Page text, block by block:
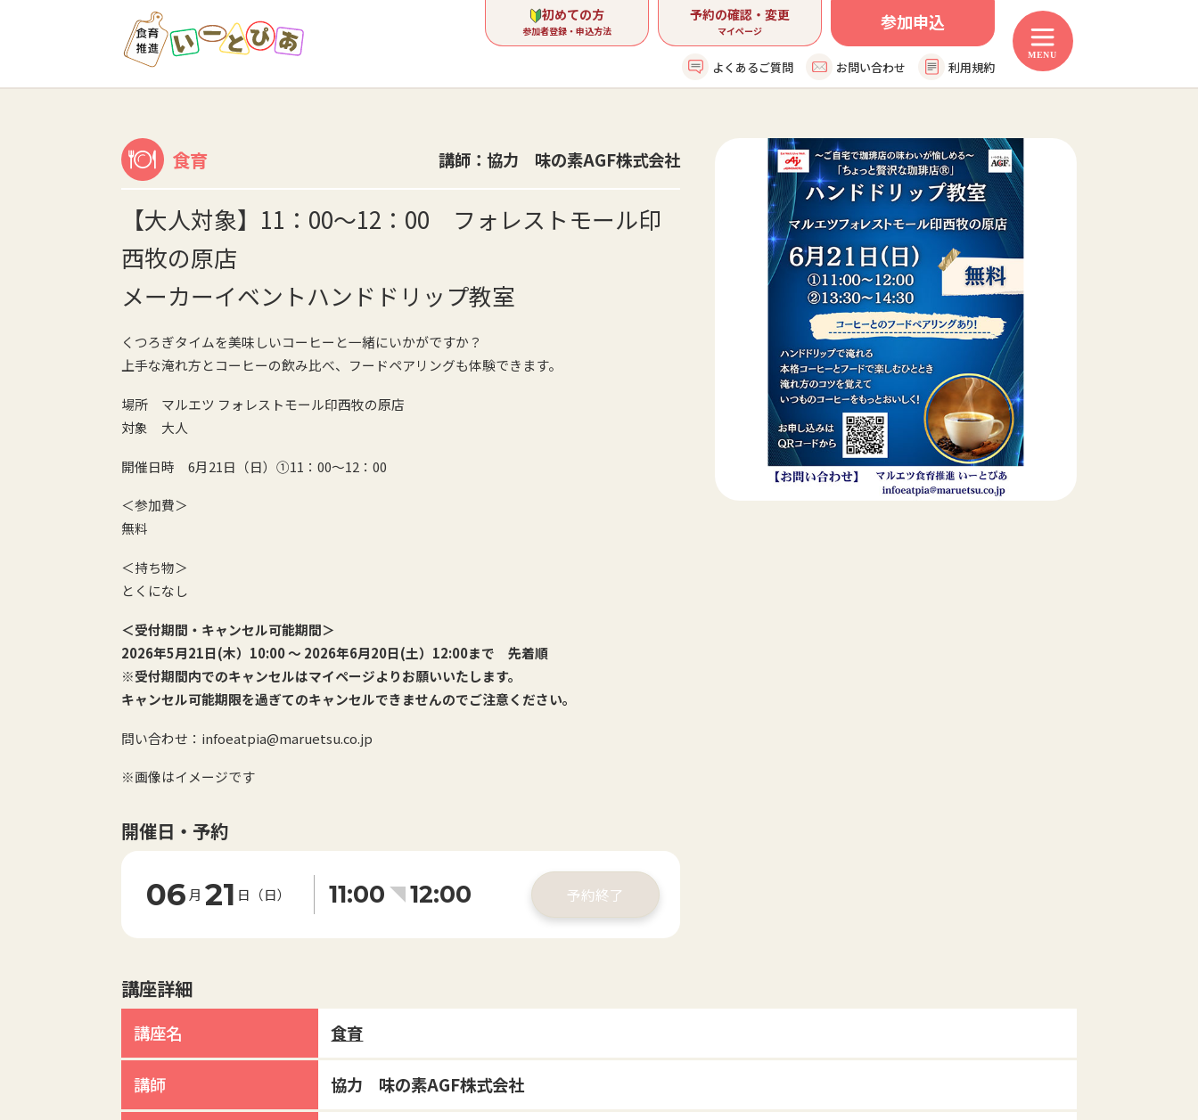
初めての方
参加者登録・申込方法
予約の確認・変更
マイページ 参加申込
よくあるご質問 お問い合わせ 利用規約
食育 講師：協力 味の素AGF株式会社
【大人対象】11：00～12：00 フォレストモール印
西牧の原店
メーカーイベントハンドドリップ教室
くつろぎタイムを美味しいコーヒーと一緒にいかがですか？
上手な淹れ方とコーヒーの飲み比べ、フードペアリングも体験できます。
場所 マルエツ フォレストモール印西牧の原店
対象 大人
開催日時 6月21日（日）①11：00～12：00
＜参加費＞
無料
＜持ち物＞
とくになし
＜受付期間・キャンセル可能期間＞
2026年5月21日(木）10:00 ～ 2026年6月20日(土）12:00まで 先着順
※受付期間内でのキャンセルはマイページよりお願いいたします。
キャンセル可能期限を過ぎてのキャンセルできませんのでご注意ください。
問い合わせ：infoeatpia@maruetsu.co.jp
※画像はイメージです
開催日・予約
06 月 21 日（日） 11:00 12:00 予約終了
講座詳細
講座名 食育
講師 協力 味の素AGF株式会社